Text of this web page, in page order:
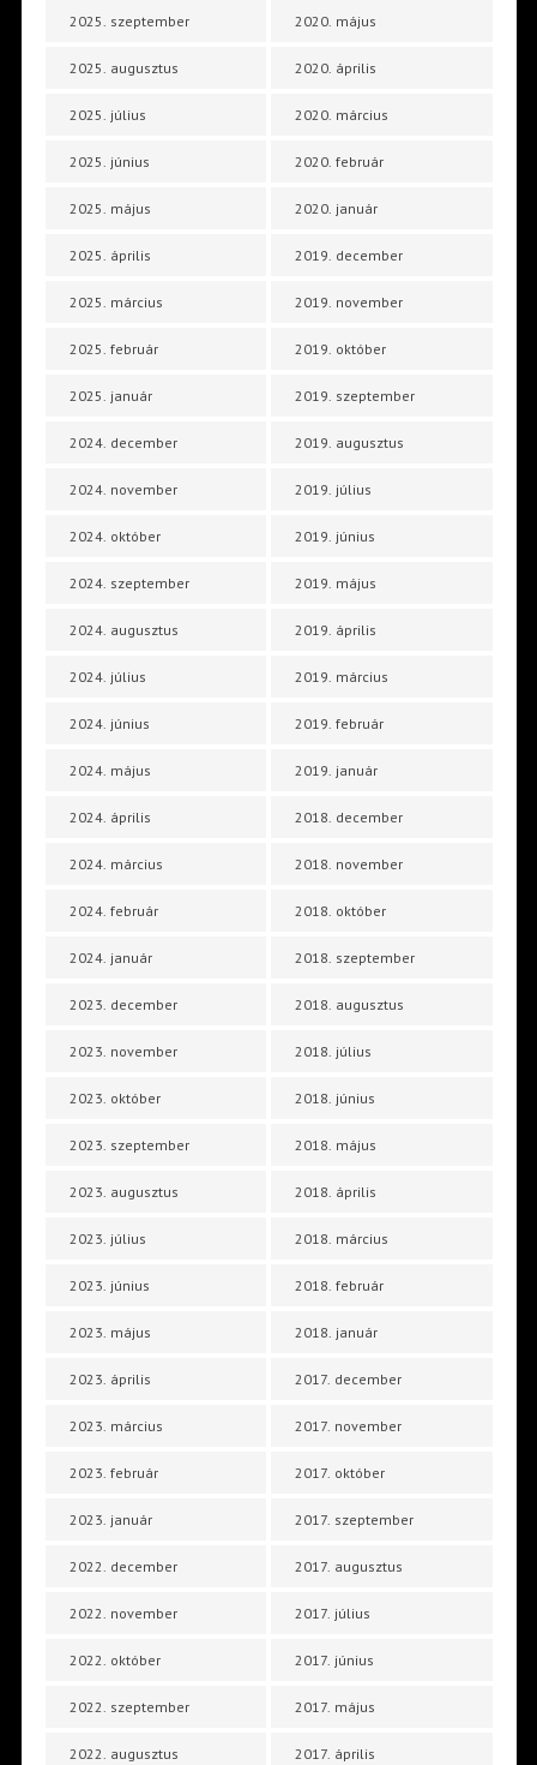
2025. szeptember
2025. augusztus
2025. július
2025. június
2025. május
2025. április
2025. március
2025. február
2025. január
2024. december
2024. november
2024. október
2024. szeptember
2024. augusztus
2024. július
2024. június
2024. május
2024. április
2024. március
2024. február
2024. január
2023. december
2023. november
2023. október
2023. szeptember
2023. augusztus
2023. július
2023. június
2023. május
2023. április
2023. március
2023. február
2023. január
2022. december
2022. november
2022. október
2022. szeptember
2022. augusztus
2020. május
2020. április
2020. március
2020. február
2020. január
2019. december
2019. november
2019. október
2019. szeptember
2019. augusztus
2019. július
2019. június
2019. május
2019. április
2019. március
2019. február
2019. január
2018. december
2018. november
2018. október
2018. szeptember
2018. augusztus
2018. július
2018. június
2018. május
2018. április
2018. március
2018. február
2018. január
2017. december
2017. november
2017. október
2017. szeptember
2017. augusztus
2017. július
2017. június
2017. május
2017. április